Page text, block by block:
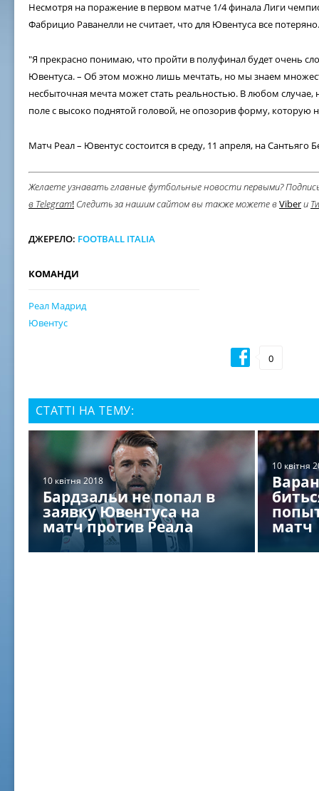
Несмотря на поражение в первом матче 1/4 финала Лиги
Фабрицио Раванелли не считает, что для Ювентуса все потеряно.
"Я прекрасно понимаю, что пройти в полуфинал будет очень
Ювентуса. – Об этом можно лишь мечтать, но мы знаем
несбыточная мечта может стать реальностью. В любом случае,
поле с высоко поднятой головой, не опозорив форму, которую
Матч Реал – Ювентус состоится в среду, 11 апреля, на Сантьяго
Желаете узнавать главные футбольные новости первыми?
в Telegram! Следить за нашим сайтом вы также можете вViberи
ДЖЕРЕЛО: FOOTBALL ITALIA
КОМАНДИ
Реал Мадрид
Ювентус
0
СТАТТІ НА ТЕМУ:
10 квітня 2018
Бардзальи не попал в
заявку Ювентуса на
матч против Реала
10 квітня
матч